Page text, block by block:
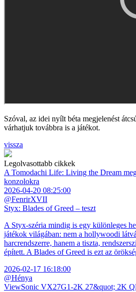
Szóval, az idei nyílt béta megjelenést
várhatjuk továbbra is a játékot.
vissza
Legolvasottabb cikkek
A Tomodachi Life: Living the Dream
konzolokra
2026-04-20 08:25:00
@FenrirXVII
Styx: Blades of Greed – teszt
A Styx-széria mindig is egy különleges
játékok világában: nem a hollywoodi
harcrendszerre, hanem a tiszta,
épített. A Blades of Greed is ezt az
2026-02-17 16:18:00
@Hénya
ViewSonic VX27G1-2K 27&quot; 2K